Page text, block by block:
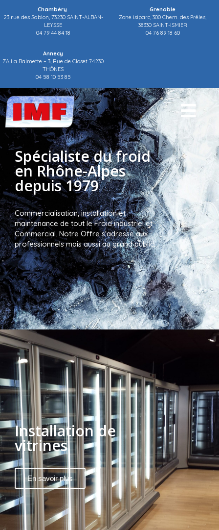
Chambéry
23 rue des Sablon, 73230 SAINT-ALBAN-
LEYSSE
04 79 44 84 18
Grenoble
Zone isiparc, 300 Chem. des Prêles,
38330 SAINT-ISMIER
04 76 89 18 60
Annecy
ZA La Balmette – 3, Rue de Closet 74230
THÔNES
04 58 10 53 85
Spécialiste du froid
en Rhône-Alpes
depuis 1979
Commercialisation, installation et
maintenance de tout le Froid industriel et
Commercial. Notre Offre s'adresse aux
professionnels mais aussi au grand public.
Installation de
vitrines
En savoir plus